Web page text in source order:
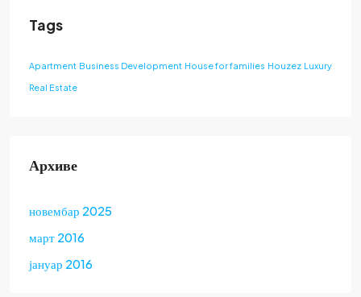
Tags
Apartment Business Development House for families Houzez Luxury
Real Estate
Архиве
новембар 2025
март 2016
јануар 2016